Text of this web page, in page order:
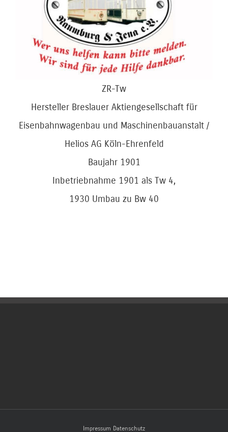
ZR-Tw
Hersteller Breslauer Aktiengesellschaft für
Eisenbahnwagenbau und Maschinenbauanstalt /
Helios AG Köln-Ehrenfeld
Baujahr 1901
Inbetriebnahme 1901 als Tw 4,
1930 Umbau zu Bw 40
Impressum Datenschutz